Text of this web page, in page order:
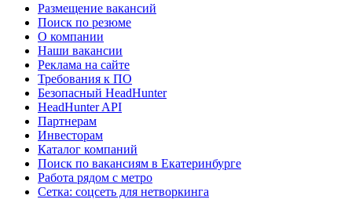
Размещение вакансий
Поиск по резюме
О компании
Наши вакансии
Реклама на сайте
Требования к ПО
Безопасный HeadHunter
HeadHunter API
Партнерам
Инвесторам
Каталог компаний
Поиск по вакансиям в Екатеринбурге
Работа рядом с метро
Сетка: соцсеть для нетворкинга